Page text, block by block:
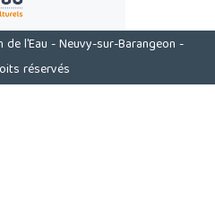
l'Eau - Neuvy-sur-Barangeon -
réservés